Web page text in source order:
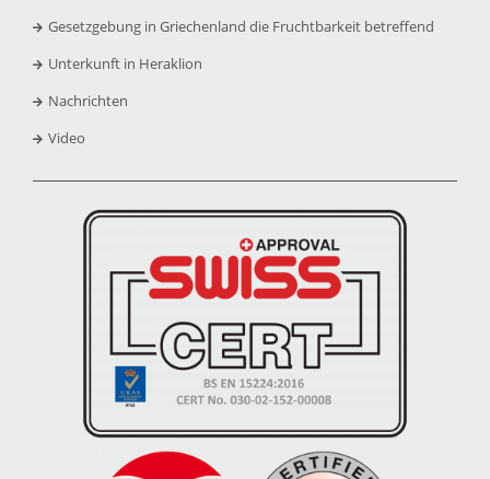
Gesetzgebung in Griechenland die Fruchtbarkeit betreffend
Unterkunft in Heraklion
Nachrichten
Video